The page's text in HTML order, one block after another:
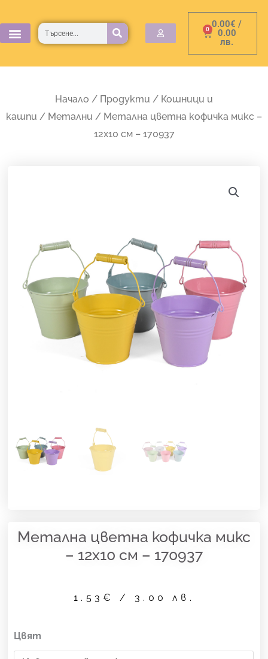
to
content
0.00€ /
0.00
лв.
0
Cart
Търсене
Начало / Продукти / Кошници и
кашпи / Метални / Метална цветна кофичка микс –
12х10 см – 170937
Метална цветна кофичка микс
– 12х10 см – 170937
1.53€ / 3.00 лв.
Цвят
количество
за